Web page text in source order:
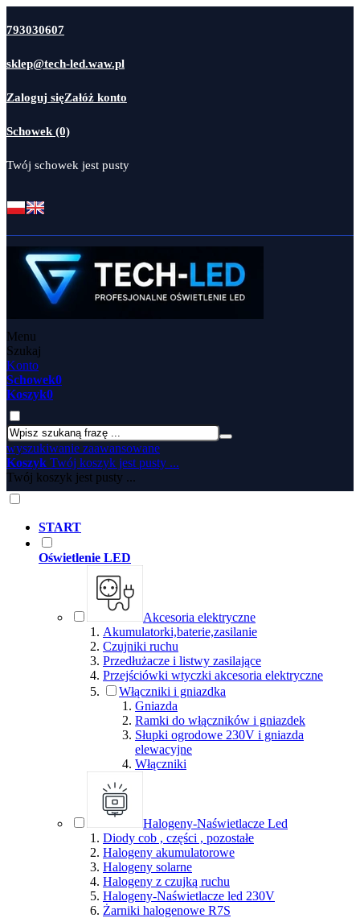
793030607
sklep@tech-led.waw.pl
Zaloguj sięZałóż konto
Schowek (0)
Twój schowek jest pusty
Menu
Szukaj
Konto
Schowek0
Koszyk0
wyszukiwanie zaawansowane
Koszyk Twój koszyk jest pusty ...
Twój koszyk jest pusty ...
START
Oświetlenie LED
Akcesoria elektryczne
Akumulatorki,baterie,zasilanie
Czujniki ruchu
Przedłużacze i listwy zasilające
Przejściówki wtyczki akcesoria elektryczne
Włączniki i gniazdka
Gniazda
Ramki do włączników i gniazdek
Słupki ogrodowe 230V i gniazda
elewacyjne
Włączniki
Halogeny-Naświetlacze Led
Diody cob , części , pozostałe
Halogeny akumulatorowe
Halogeny solarne
Halogeny z czujką ruchu
Halogeny-Naświetlacze led 230V
Żarniki halogenowe R7S